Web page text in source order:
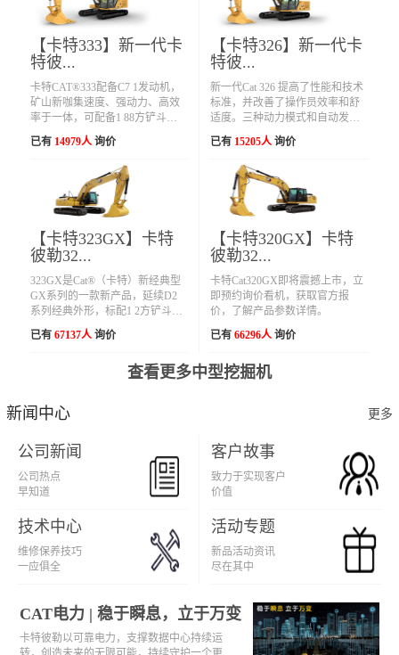
【卡特333】新一代卡
特彼...
卡特CAT®333配备C7 1发动机，
矿山新咖集速度、强动力、高效
率于一体，可配备1 88方铲斗，
通过高达15%的挖掘力提高生产
力，加固结构，增加宽规矩可完
成大型作业，解锁多种严苛工
况。日常保养可在地面完成，节
已有 14979人 询价
【卡特326】新一代卡
特彼...
新一代Cat 326 提高了性能和技术
标准，并改善了操作员效率和舒
适度。三种动力模式和自动发动
机转速控制最大限度地减少燃料
使用并提高发动机效率。
已有 15205人 询价
【卡特323GX】卡特
彼勒32...
323GX是Cat®（卡特）新经典型
GX系列的一款新产品，延续D2
系列经典外形，标配1 2方铲斗和
加长履带，以更低的油耗、更高
的效率满足机主对回本快的需
已有67137人 询价
【卡特320GX】卡特
彼勒32...
卡特Cat320GX即将震撼上市，立
即预约询价看机，获取官方报
价，了解产品参数详情。
已有66296人 询价
查看更多中型挖掘机
新闻中心 更多
公司新闻
公司热点
早知道
客户故事
致力于实现客户
价值
技术中心
维修保养技巧
一应俱全
活动专题
新品活动资讯
尽在其中
CAT电力 | 稳于瞬息，立于万变
卡特彼勒以可靠电力，支撑数据中心持续运
陕西省汉中市用户 189****7826咨询了卡特挖掘机【国四】的价
广东省云浮市用户 135****9158咨询了卡特彼勒305.5的价格
广东省广州市用户 176****0629咨询了卡特微型挖掘机【国四】
广东省深圳市用户 156****4564咨询了420F2的价格
广东省广州市用户 135****8630咨询了轮式装载机的价格
四川省成都市用户 173****0019咨询了卡特中型挖掘机【国四】
广东省梅州市用户 175****6728咨询了303CR的价格
山东省青岛市用户 131****3989咨询了中型挖掘机的价格
广东省佛山市用户 199****9371咨询了卡特大型挖掘机【国四】
广西壮族自治区玉林市用户 150****6996咨询了卡特中型挖掘机
湖南省常德市用户 132****8588咨询了卡特355的价格